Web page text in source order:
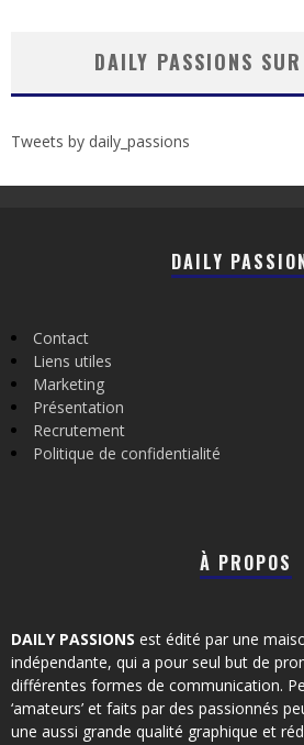
DAILY PASSIONS
Tweets by daily_passions
DAILY
Contact
Liens utiles
Marketing
Présentation
Recrutement
Politique de confidentialité
À PROPOS
DAILY PASSIONS est édité par une
indépendante, qui a pour seul but de
différentes formes de communication.
‘amateurs’ et faits par des passionnés
une aussi grande qualité graphique et